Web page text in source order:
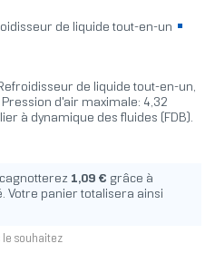
de liquide tout-en-un
Refroidisseur de liquide tout-en-un,
d'air maximale: 4,32
à dynamique des fluides (FDB).
1,09 € grâce à
Votre panier totalisera ainsi
le souhaitez